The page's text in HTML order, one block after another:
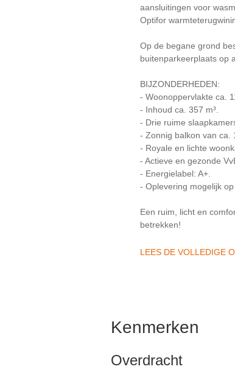
aansluitingen voor
Optifor
Op de begane grond
buitenparkeerplaats op
BIJZONDERHEDEN:
- Woonoppervlakte ca.
- Inhoud ca. 357 m³.
- Drie ruime
- Zonnig balkon van ca.
- Royale en lichte
- Actieve en gezonde
- Energielabel: A+.
- Oplevering mogelijk op
Een ruim, licht en
betrekken!
LEES DE VOLLEDIGE
Kenmerken
Overdracht